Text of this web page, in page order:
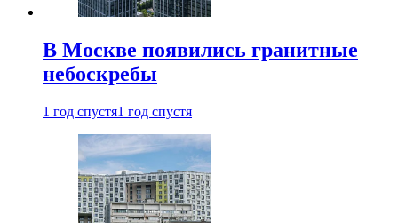
В Москве появились гранитные
небоскребы
1 год спустя1 год спустя